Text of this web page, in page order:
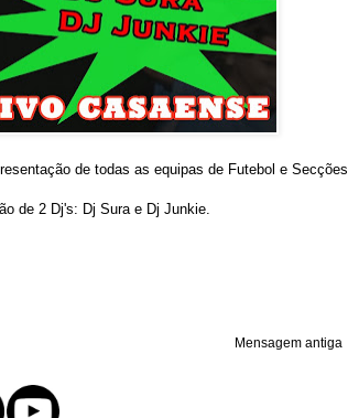
de todas as equipas de Futebol e Secções
de 2 Dj's: Dj Sura e Dj Junkie.
Mensagem antiga